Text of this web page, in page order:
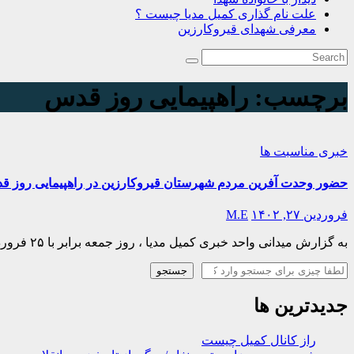
علت نام گذاری کمیل مدیا چیست ؟
معرفی شهدای قیروکارزین
برچسب: راهپیمایی روز قدس
خبری مناسبت ها
حضور وحدت آفرین مردم شهرستان قیروکارزین در راهپیمایی روز
فروردین ۲۷, ۱۴۰۲ M.E
به گزارش میدانی واحد خبری کمیل مدیا ، روز جمعه برابر با ۲۵ فروردین ماه ۱۴۰۲ و مصادف با روز جهانی قدس ، مردم شریف و انقلابی شهرستان قیروکارزین پیش…
جستجو
جستجو
جدیدترین ها
راز کانال کمیل چیست